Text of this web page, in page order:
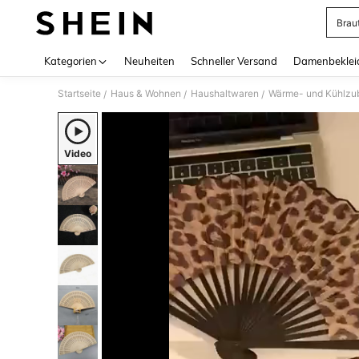
Kategorien Neuheiten Schneller Versand
Startseite / Haus & Wohnen / Haushaltwaren / Wärme- und
Video